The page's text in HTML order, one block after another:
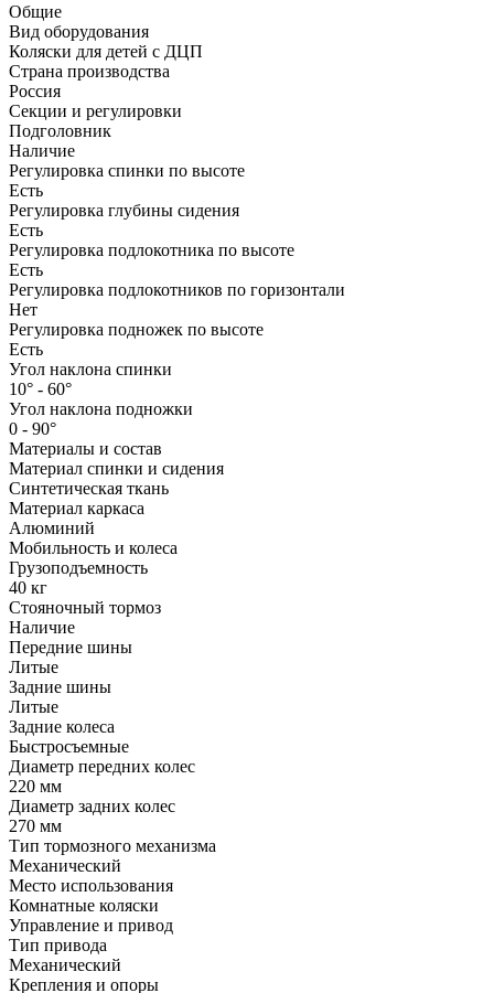
Общие
Вид оборудования
Коляски для детей с ДЦП
Страна производства
Россия
Секции и регулировки
Подголовник
Наличие
Регулировка спинки по высоте
Есть
Регулировка глубины сидения
Есть
Регулировка подлокотника по высоте
Есть
Регулировка подлокотников по горизонтали
Нет
Регулировка подножек по высоте
Есть
Угол наклона спинки
10° - 60°
Угол наклона подножки
0 - 90°
Материалы и состав
Материал спинки и сидения
Синтетическая ткань
Материал каркаса
Алюминий
Мобильность и колеса
Грузоподъемность
40 кг
Стояночный тормоз
Наличие
Передние шины
Литые
Задние шины
Литые
Задние колеса
Быстросъемные
Диаметр передних колес
220 мм
Диаметр задних колес
270 мм
Тип тормозного механизма
Механический
Место использования
Комнатные коляски
Управление и привод
Тип привода
Механический
Крепления и опоры